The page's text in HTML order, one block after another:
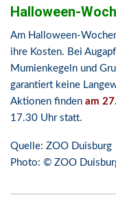
Halloween-
Am Halloween-
ihre Kosten. Bei
Mumienkegeln und
garantiert keine
Aktionen finden am
17.30 Uhr statt.
Quelle: ZOO Duisburg
Photo: © ZOO